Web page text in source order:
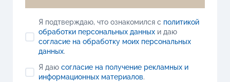
Я подтверждаю, что ознакомился с политикой
обработки персональных данныхи даю
согласие на обработку моих персональных
данных.
Я даю согласие на получение рекламных и
информационных материалов.